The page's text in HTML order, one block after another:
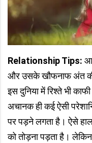
Relationship Tips:
और उसके खौफनाफ अंत
इस दुनिया में रिश्ते भी
अचानक ही कई ऐसी
पर पड़ने लगता है। ऐसे
को तोड़ना पड़ता है।